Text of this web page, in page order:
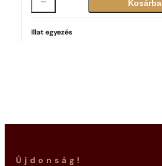
Kosárba
Illat egyezés
Újdonság!